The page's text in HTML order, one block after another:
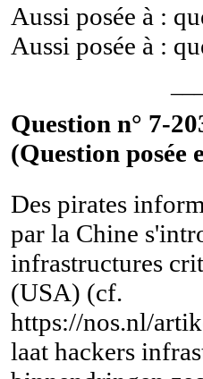
Aussi posée à :
Aussi posée à :
Question n° 7-
(Question posée
Des pirates
par la Chine
infrastructures
(USA) (cf.
https://nos.nl/
laat hackers